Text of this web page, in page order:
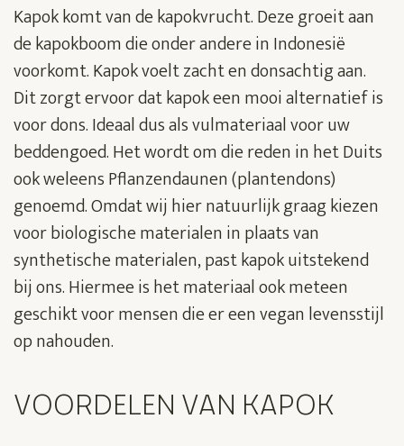
Kapok komt van de kapokvrucht. Deze groeit aan
de kapokboom die onder andere in Indonesië
voorkomt. Kapok voelt zacht en donsachtig aan.
Dit zorgt ervoor dat kapok een mooi alternatief is
voor dons. Ideaal dus als vulmateriaal voor uw
beddengoed. Het wordt om die reden in het Duits
ook weleens Pflanzendaunen (plantendons)
genoemd. Omdat wij hier natuurlijk graag kiezen
voor biologische materialen in plaats van
synthetische materialen, past kapok uitstekend
bij ons. Hiermee is het materiaal ook meteen
geschikt voor mensen die er een vegan levensstijl
op nahouden.
VOORDELEN VAN KAPOK